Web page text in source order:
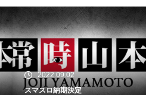
2022.09.02
スマスロ納期決定